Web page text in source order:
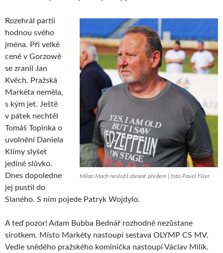
Milan Mach nesložil zbraně předem | foto Pavel Fišer
Rozehrál partii
hodnou svého
jména. Při velké
ceně v Gorzowě
se zranil Jan
Kvěch. Pražská
Markéta neměla,
s kým jet. Ještě
v pátek nechtěl
Tomáš Topinka o
uvolnění Daniela
Klímy slyšet
jediné slůvko.
Dnes dopoledne
jej pustil do
Slaného. S ním pojede Patryk Wojdylo.
A teď pozor! Adam Bubba Bednář rozhodně nezůstane
sirotkem. Místo Markéty nastoupí sestava OLYMP CS MV.
Vedle snědého pražského kominíčka nastoupí Václav Milík.